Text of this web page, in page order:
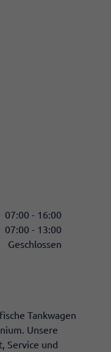
07:00 - 16:00
07:00 - 13:00
Geschlossen
Tankwagen
Unsere
Service und